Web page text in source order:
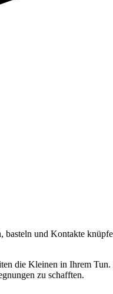
und Kontakte
die Kleinen in Ihrem
zu schafften.